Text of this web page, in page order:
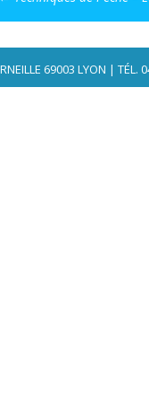
69003 LYON | TÉL.